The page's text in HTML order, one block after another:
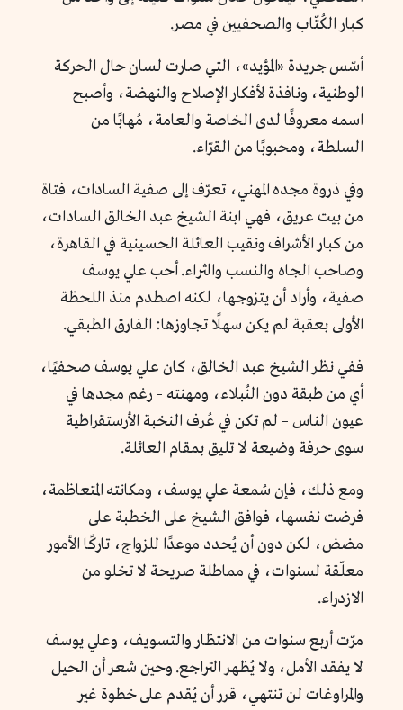
كبار الكُتّاب والصحفيين في مصر.
أسّس جريدة «المؤيد»، التي صارت لسان حال الحركة
الوطنية، ونافذة لأفكار الإصلاح والنهضة، وأصبح
اسمه معروفًا لدى الخاصة والعامة، مُهابًا من
السلطة، ومحبوبًا من القرّاء.
وفي ذروة مجده المهني، تعرّف إلى صفية السادات، فتاة
من بيت عريق، فهي ابنة الشيخ عبد الخالق السادات،
من كبار الأشراف ونقيب العائلة الحسينية في القاهرة،
وصاحب الجاه والنسب والثراء. أحب علي يوسف
صفية، وأراد أن يتزوجها، لكنه اصطدم منذ اللحظة
الأولى بعقبة لم يكن سهلًا تجاوزها: الفارق الطبقي.
ففي نظر الشيخ عبد الخالق، كان علي يوسف صحفيًا،
أي من طبقة دون النُبلاء، ومهنته – رغم مجدها في
عيون الناس – لم تكن في عُرف النخبة الأرستقراطية
سوى حرفة وضيعة لا تليق بمقام العائلة.
ومع ذلك، فإن سُمعة علي يوسف، ومكانته المتعاظمة،
فرضت نفسها، فوافق الشيخ على الخطبة على
مضض، لكن دون أن يُحدد موعدًا للزواج، تاركًا الأمور
معلّقة لسنوات، في مماطلة صريحة لا تخلو من
الازدراء.
مرّت أربع سنوات من الانتظار والتسويف، وعلي يوسف
لا يفقد الأمل، ولا يُظهر التراجع. وحين شعر أن الحيل
والمراوغات لن تنتهي، قرر أن يُقدم على خطوة غير